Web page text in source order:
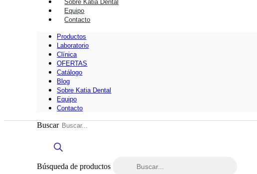
Sobre Katia Dental
Equipo
Contacto
Productos
Laboratorio
Clínica
OFERTAS
Catálogo
Blog
Sobre Katia Dental
Equipo
Contacto
Buscar
Búsqueda de productos